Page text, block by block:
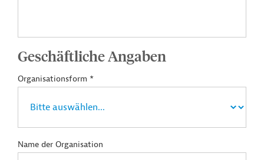
Geschäftliche Angaben
Organisationsform *
Name der Organisation